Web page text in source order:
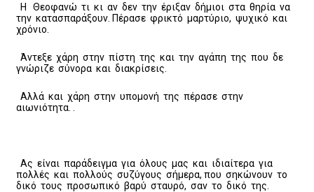
Η Θεοφανώ τι κι αν δεν την έριξαν δήμιοι στα θηρία να
την κατασπαράξουν. Πέρασε φρικτό μαρτύριο, ψυχικό και
χρόνιο.
Άντεξε χάρη στην πίστη της και την αγάπη της που δε
γνώριζε σύνορα και διακρίσεις.
Αλλά και χάρη στην υπομονή της πέρασε στην
αιωνιότητα. .
Ας είναι παράδειγμα για όλους μας και ιδιαίτερα για
πολλές και πολλούς συζύγους σήμερα, που σηκώνουν το
δικό τους προσωπικό βαρύ σταυρό, σαν το δικό της.